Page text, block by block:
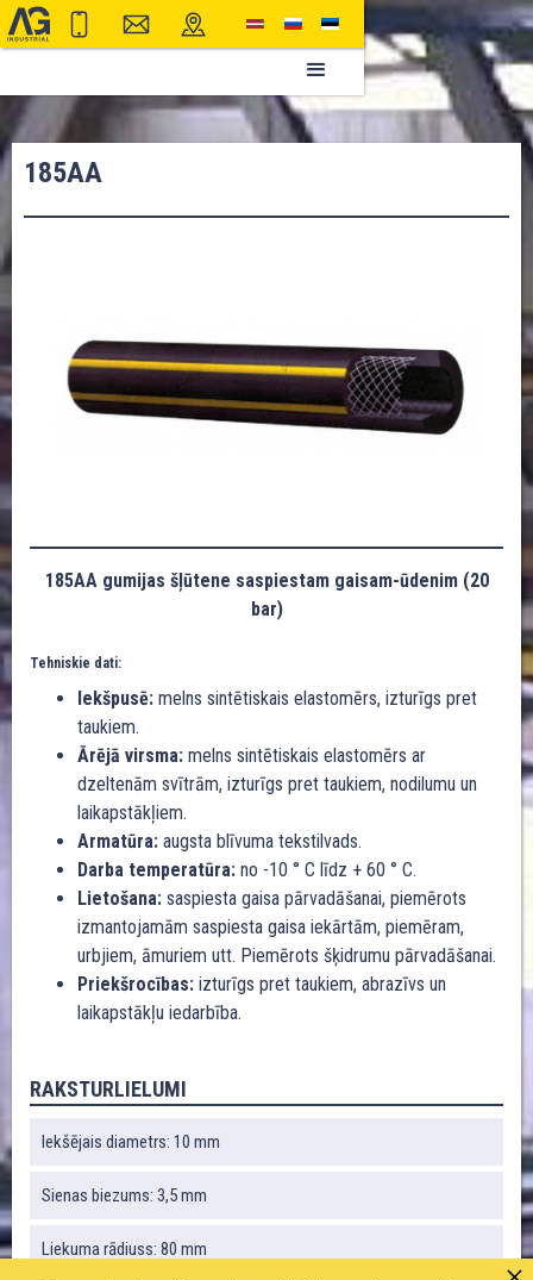
185AA
185AA gumijas šļūtene saspiestam gaisam-ūdenim (20
bar)
Tehniskie dati:
Iekšpusē: melns sintētiskais elastomērs, izturīgs pret
taukiem.
Ārējā virsma: melns sintētiskais elastomērs ar
dzeltenām svītrām, izturīgs pret taukiem, nodilumu un
laikapstākļiem.
Armatūra: augsta blīvuma tekstilvads.
Darba temperatūra: no -10 ° C līdz + 60 ° C.
Lietošana: saspiesta gaisa pārvadāšanai, piemērots
izmantojamām saspiesta gaisa iekārtām, piemēram,
urbjiem, āmuriem utt. Piemērots šķidrumu pārvadāšanai.
Priekšrocības: izturīgs pret taukiem, abrazīvs un
laikapstākļu iedarbība.
RAKSTURLIELUMI
Iekšējais diametrs: 10 mm
Sienas biezums: 3,5 mm
Liekuma rādiuss: 80 mm